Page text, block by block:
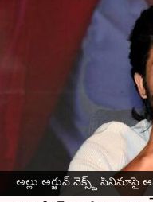
అల్లు అర్జున్ నెక్స్ట్ సినిమాపై
పుష్ప 2 తర్వాత
చేయబోయే
నిర్మాత
ఈ వార్తాకథనం ఏంటి
పుష్ప 2సినిమా కోసం
ఎంతగానో